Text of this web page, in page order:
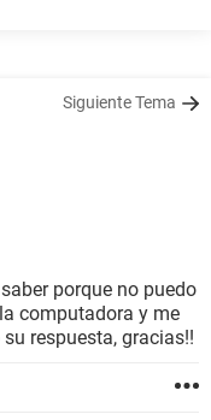
Siguiente Tema
porque no puedo
computadora y me
respuesta, gracias!!